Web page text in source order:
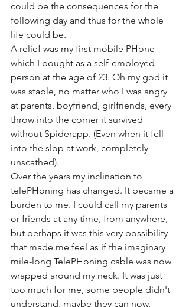
could be the consequences for the
following day and thus for the whole
life could be.
A relief was my first mobile PHone
which I bought as a self-employed
person at the age of 23. Oh my god it
was stable, no matter who I was angry
at parents, boyfriend, girlfriends, every
throw into the corner it survived
without Spiderapp. (Even when it fell
into the slop at work, completely
unscathed).
Over the years my inclination to
telePHoning has changed. It became a
burden to me. I could call my parents
or friends at any time, from anywhere,
but perhaps it was this very possibility
that made me feel as if the imaginary
mile-long TelePHoning cable was now
wrapped around my neck. It was just
too much for me, some people didn't
understand, maybe they can now.